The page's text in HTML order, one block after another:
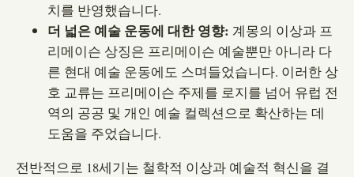
치를 반영했습니다.
더 넓은 예술 운동에 대한 영향: 계몽의 이상과 프
리메이슨 상징은 프리메이슨 예술뿐만 아니라 다
른 현대 예술 운동에도 스며들었습니다. 이러한 상
호 교류는 프리메이슨 주제를 로지를 넘어 유럽 전
역의 공공 및 개인 예술 컬렉션으로 확산하는 데
도움을 주었습니다.
전반적으로 18세기는 철학적 이상과 예술적 혁신을 결